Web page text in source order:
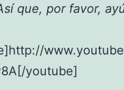
que, por favor,
youtube]